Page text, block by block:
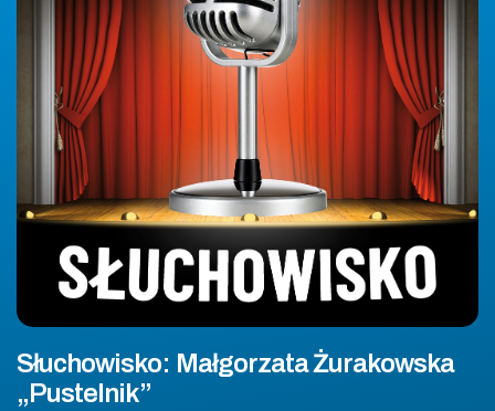
Słuchowisko: Małgorzata Żurakowska
„Pustelnik”